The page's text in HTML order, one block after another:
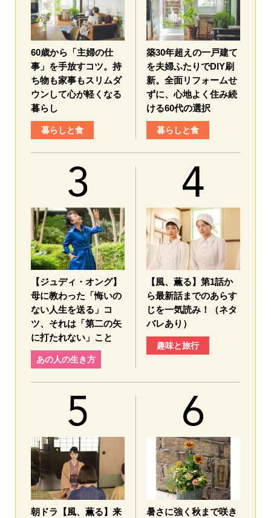
60歳から「主婦の仕
事」を手放すコツ。持
ち物も家事もスリムダ
ウンして心が軽くなる
暮らし
暮らしと食
築30年超えの一戸建て
を夫婦ふたりでDIY刷
新。全面リフォームせ
ずに、心地よく住み続
ける60代の選択
暮らしと食
【ジュディ・オング】
母に教わった「悔いの
ない人生を送る」コ
ツ、それは「第二の矢
に打たれない」こと
あの人の生き方
【風、薫る】第1話か
ら最新話までのあらす
じを一気読み！（ネタ
バレあり）
趣味と旅行
朝ドラ【風、薫る】来
暑さに強く秋まで咲き